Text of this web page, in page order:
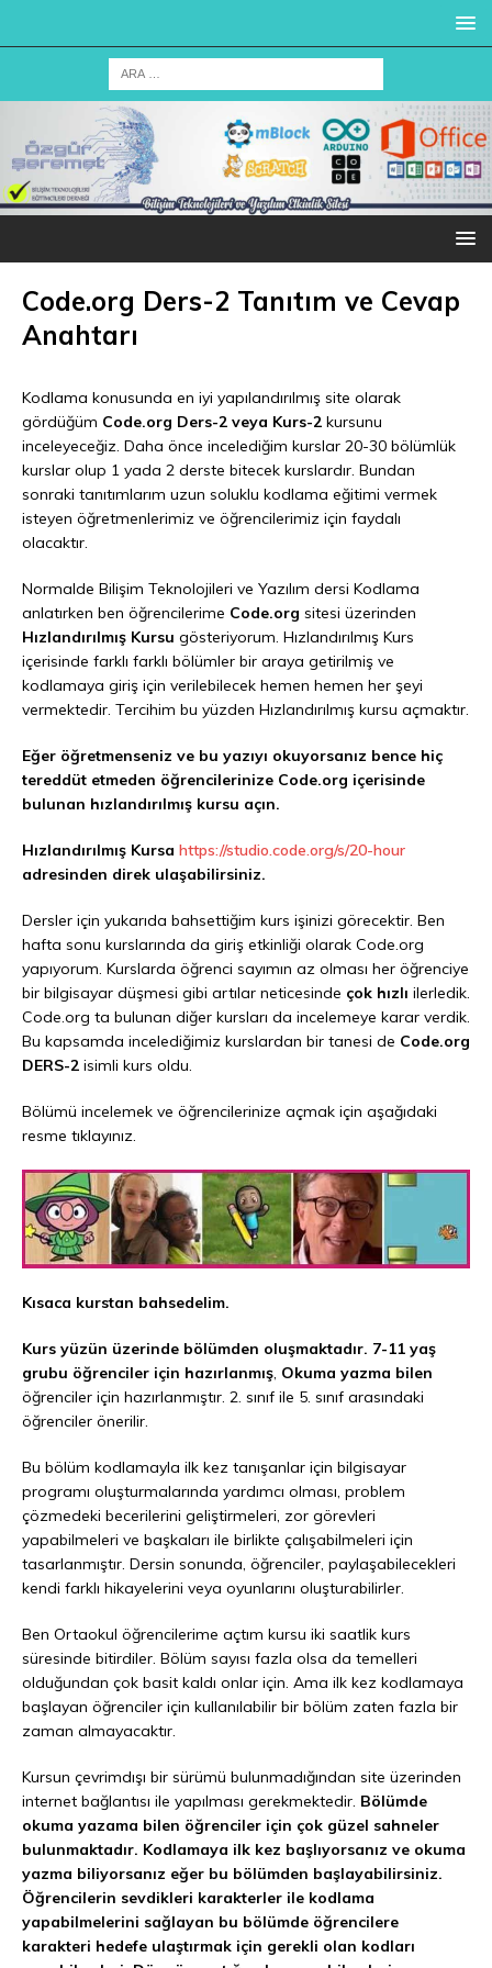
Code.org Ders-2 Tanıtım ve Cevap
Anahtarı
Kodlama konusunda en iyi yapılandırılmış site olarak
gördüğüm Code.org Ders-2 veya Kurs-2 kursunu
inceleyeceğiz. Daha önce incelediğim kurslar 20-30 bölümlük
kurslar olup 1 yada 2 derste bitecek kurslardır. Bundan
sonraki tanıtımlarım uzun soluklu kodlama eğitimi vermek
isteyen öğretmenlerimiz ve öğrencilerimiz için faydalı
olacaktır.
Normalde Bilişim Teknolojileri ve Yazılım dersi Kodlama
anlatırken ben öğrencilerime Code.org sitesi üzerinden
Hızlandırılmış Kursu gösteriyorum. Hızlandırılmış Kurs
içerisinde farklı farklı bölümler bir araya getirilmiş ve
kodlamaya giriş için verilebilecek hemen hemen her şeyi
vermektedir. Tercihim bu yüzden Hızlandırılmış kursu açmaktır.
Eğer öğretmenseniz ve bu yazıyı okuyorsanız bence hiç
tereddüt etmeden öğrencilerinize Code.org içerisinde
bulunan hızlandırılmış kursu açın.
Hızlandırılmış Kursa https://studio.code.org/s/20-hour
adresinden direk ulaşabilirsiniz.
Dersler için yukarıda bahsettiğim kurs işinizi görecektir. Ben
hafta sonu kurslarında da giriş etkinliği olarak Code.org
yapıyorum. Kurslarda öğrenci sayımın az olması her öğrenciye
bir bilgisayar düşmesi gibi artılar neticesinde çok hızlı ilerledik.
Code.org ta bulunan diğer kursları da incelemeye karar verdik.
Bu kapsamda incelediğimiz kurslardan bir tanesi de Code.org
DERS-2 isimli kurs oldu.
Bölümü incelemek ve öğrencilerinize açmak için aşağıdaki
resme tıklayınız.
Kısaca kurstan bahsedelim.
Kurs yüzün üzerinde bölümden oluşmaktadır. 7-11 yaş
grubu öğrenciler için hazırlanmış, Okuma yazma bilen
öğrenciler için hazırlanmıştır. 2. sınıf ile 5. sınıf arasındaki
öğrenciler önerilir.
Bu bölüm kodlamayla ilk kez tanışanlar için bilgisayar
programı oluşturmalarında yardımcı olması, problem
çözmedeki becerilerini geliştirmeleri, zor görevleri
yapabilmeleri ve başkaları ile birlikte çalışabilmeleri için
tasarlanmıştır. Dersin sonunda, öğrenciler, paylaşabilecekleri
kendi farklı hikayelerini veya oyunlarını oluşturabilirler.
Ben Ortaokul öğrencilerime açtım kursu iki saatlik kurs
süresinde bitirdiler. Bölüm sayısı fazla olsa da temelleri
olduğundan çok basit kaldı onlar için. Ama ilk kez kodlamaya
başlayan öğrenciler için kullanılabilir bir bölüm zaten fazla bir
zaman almayacaktır.
Kursun çevrimdışı bir sürümü bulunmadığından site üzerinden
internet bağlantısı ile yapılması gerekmektedir. Bölümde
okuma yazama bilen öğrenciler için çok güzel sahneler
bulunmaktadır. Kodlamaya ilk kez başlıyorsanız ve okuma
yazma biliyorsanız eğer bu bölümden başlayabilirsiniz.
Öğrencilerin sevdikleri karakterler ile kodlama
yapabilmelerini sağlayan bu bölümde öğrencilere
karakteri hedefe ulaştırmak için gerekli olan kodları